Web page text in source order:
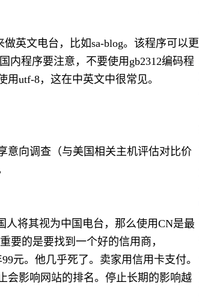
英文电台，比如sa-blog。该程序可以更
内程序要注意，不要使用gb2312编码程
utf-8，这在中英文中很常见。
意向调查（与美国相关主机评估对比价
人将其视为中国电台，那么使用CN是最
要的是要找到一个好的信用商，
元。他几乎死了。卖家用信用卡支付。
会影响网站的排名。停止长期的影响越